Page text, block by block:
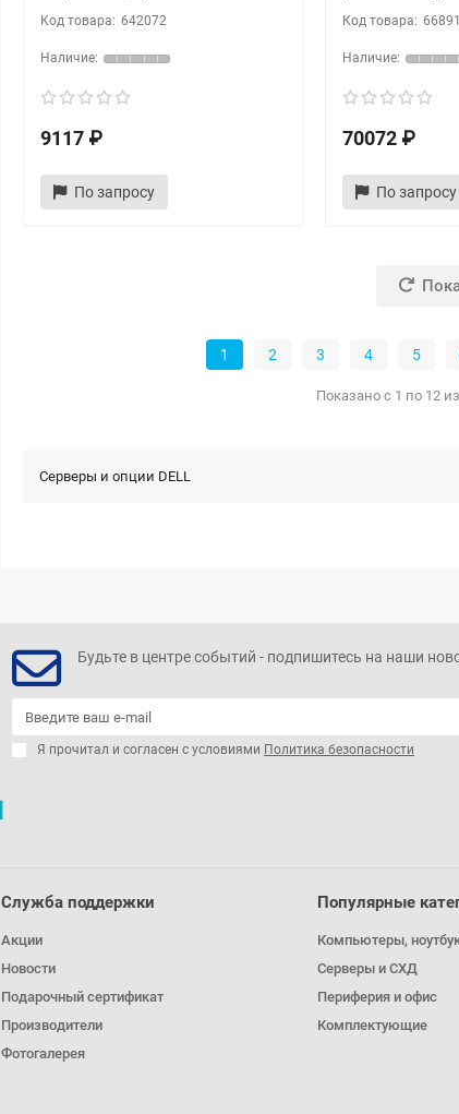
642072
9117 ₽
По запросу
70072 ₽
По запросу
1 2 3 4 5
Показано с 1 по 12
Серверы и опции DELL
Будьте в центре событий - подпишитесь на наши
Я прочитал и согласен с условиями Политика безопасности
Служба поддержки
Акции
Новости
Подарочный сертификат
Производители
Фотогалерея
Популярные
Компьютеры,
Серверы и СХД
Периферия и офис
Комплектующие